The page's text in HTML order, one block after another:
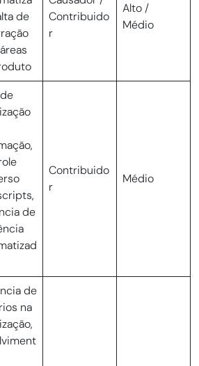
de
Contribuido
r
Alto /
Médio
de
Contribuido
r
Médio
de
na